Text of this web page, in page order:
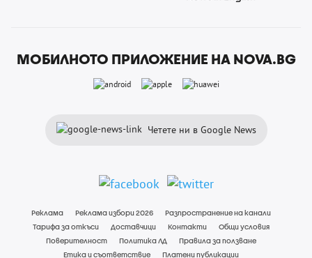
МОБИЛНОТО ПРИЛОЖЕНИЕ НА NOVA.BG
Четете ни в Google News
Реклама Реклама избори 2026
Разпространение на канали
Тарифа за откъси
Доставчици Контакти
Общи условия
Поверителност
Политика ЛД
Правила за ползване
Етика и съответствие
Платени публикации